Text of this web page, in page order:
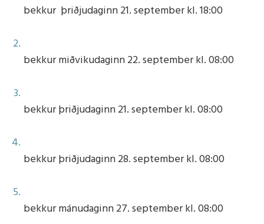
bekkur þriðjudaginn 21. september kl. 18:00
bekkur miðvikudaginn 22. september kl. 08:00
bekkur þriðjudaginn 21. september kl. 08:00
bekkur þriðjudaginn 28. september kl. 08:00
bekkur mánudaginn 27. september kl. 08:00